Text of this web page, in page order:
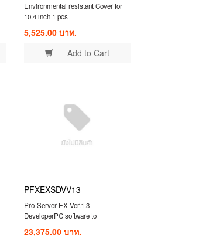
Environmental resistant Cover for
10.4 inch 1 pcs
5,525.00 บาท.
Add to Cart
PFXEXSDVV13
Pro-Server EX Ver.1.3
DeveloperPC software to
23,375.00 บาท.